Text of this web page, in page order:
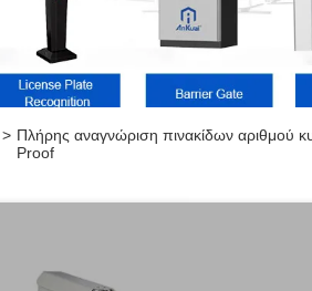
> Πλήρης αναγνώριση πινακίδων
Proof